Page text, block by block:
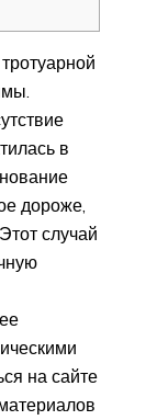
в
дороже,
случай
на сайте